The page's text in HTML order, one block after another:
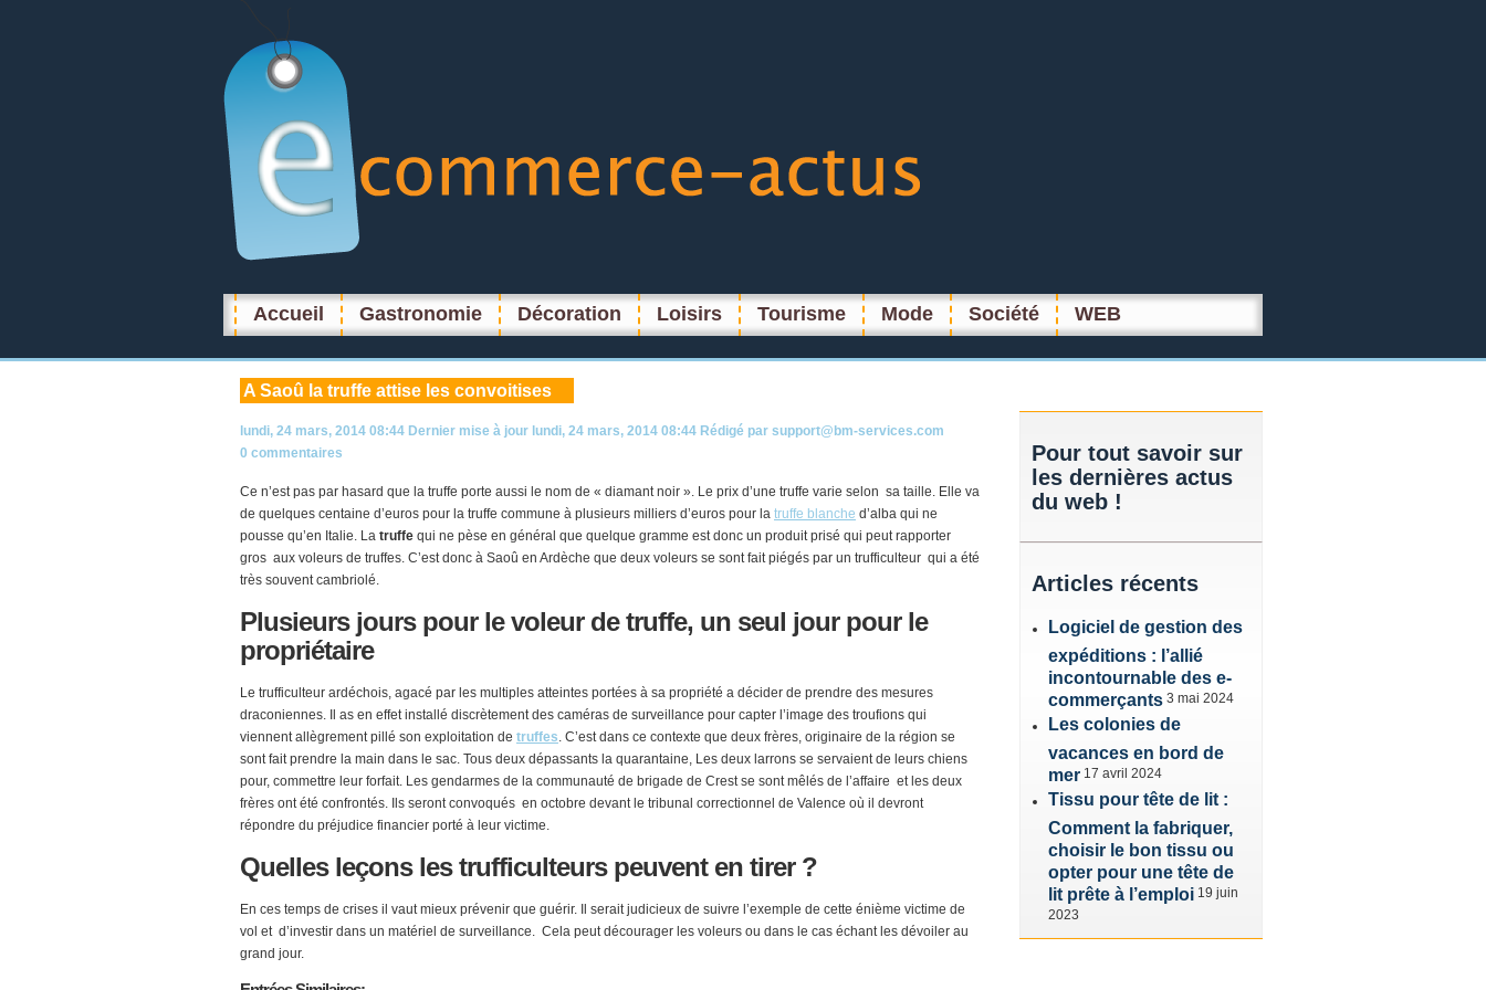
Accueil Gastronomie Décoration Loisirs Tourisme Mode Société WEB
A Saoû la truffe attise les convoitises
lundi, 24 mars, 2014 08:44 Dernier mise à jour lundi, 24 mars, 2014 08:44 Rédigé par support@bm-services.com
0 commentaires
Ce n’est pas par hasard que la truffe porte aussi le nom de « diamant noir ». Le prix d’une truffe varie selon sa taille. Elle va
de quelques centaine d’euros pour la truffe commune à plusieurs milliers d’euros pour la truffe blanche d’alba qui ne
pousse qu’en Italie. La truffe qui ne pèse en général que quelque gramme est donc un produit prisé qui peut rapporter
gros aux voleurs de truffes. C’est donc à Saoû en Ardèche que deux voleurs se sont fait piégés par un trufficulteur qui a été
très souvent cambriolé.
Plusieursjours pour le voleur de truffe, un seul jour pour le
propriétaire
Le trufficulteur ardéchois, agacé par les multiples atteintes portées à sa propriété a décider de prendre des mesures
draconiennes. Il as en effet installé discrètement des caméras de surveillance pour capter l’image des troufions qui
viennent allègrement pillé son exploitation de truffes . C’est dans ce contexte que deux frères, originaire de la région se
sont fait prendre la main dans le sac. Tous deux dépassants la quarantaine, Les deux larrons se servaient de leurs chiens
pour, commettre leur forfait. Les gendarmes de la communauté de brigade de Crest se sont mêlés de l’affaire et les deux
frères ont été confrontés. Ils seront convoqués en octobre devant le tribunal correctionnel de Valence où il devront
répondre du préjudice financier porté à leur victime.
Quellesleçons les trufficulteurs peuvent en tirer ?
En ces temps de crises il vaut mieux prévenir que guérir. Il serait judicieux de suivre l’exemple de cette énième victime de
vol et d’investir dans un matériel de surveillance. Cela peut décourager les voleurs ou dans le cas échant les dévoiler au
grand jour.
Pour tout savoir sur
les dernières actus
du web !
Articles récents
Logiciel de gestion des
expéditions : l’allié
incontournable des e-
commerçants 3 mai 2024
Les colonies de
vacances en bord de
mer 17 avril 2024
Tissu pour tête de lit :
Comment la fabriquer,
choisir le bon tissu ou
opter pour une tête de
lit prête à l’emploi 19 juin
2023